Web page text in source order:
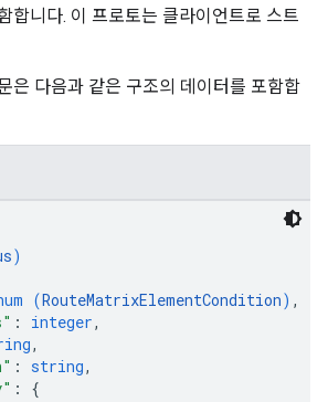
합니다. 이 프로토는 클라이언트로 스트
은 다음과 같은 구조의 데이터를 포함합
)
(RouteMatrixElementCondition) ,
: integer,
,
: string,
: {